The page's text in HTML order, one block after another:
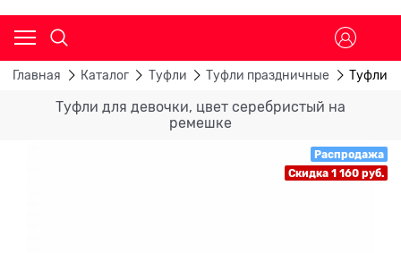
Главная Каталог Туфли Туфли праздничные Туфли
Туфли для девочки, цвет серебристый на
ремешке
Распродажа
Скидка 1 160 руб.